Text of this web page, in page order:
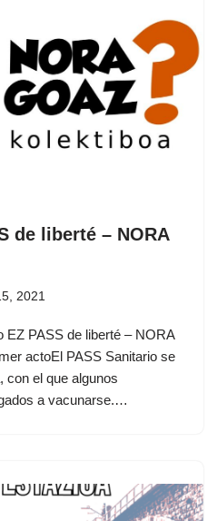
de liberté – NORA
2021
EZ PASS de liberté – NORA
actoEl PASS Sanitario se
con el que algunos
a vacunarse.…